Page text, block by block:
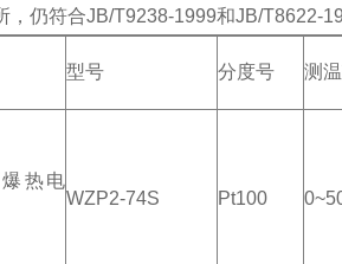
，仍符合JB/T9238-1999和JB/T8622-
型号 分度号 测
热电
WZP2-74S Pt100